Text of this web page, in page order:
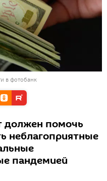
в фотобанк
должен помочь
неблагоприятные
пандемией